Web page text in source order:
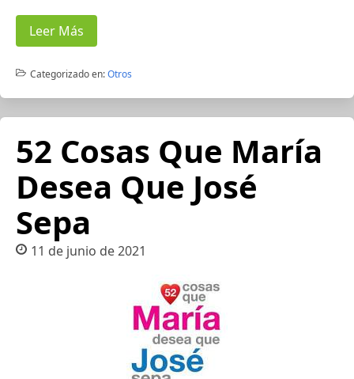
Leer Más
Categorizado en:Otros
52 Cosas Que María
Desea Que José
Sepa
11 de junio de 2021